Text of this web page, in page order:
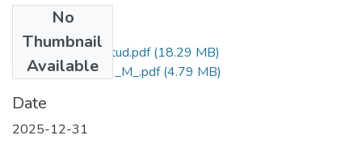
No
Thumbnail
Available
Grado de Similitud.pdf(18.29 MB)
T036_71061729_M_.pdf(4.79 MB)
Date
2025-12-31